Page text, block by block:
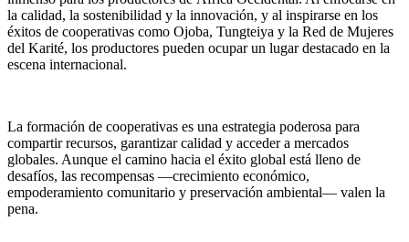
la calidad, la sostenibilidad y la innovación, y al inspirarse en los
éxitos de cooperativas como Ojoba, Tungteiya y la Red de Mujeres
del Karité, los productores pueden ocupar un lugar destacado en la
escena internacional.
La formación de cooperativas es una estrategia poderosa para
compartir recursos, garantizar calidad y acceder a mercados
globales. Aunque el camino hacia el éxito global está lleno de
desafíos, las recompensas —crecimiento económico,
empoderamiento comunitario y preservación ambiental— valen la
pena.